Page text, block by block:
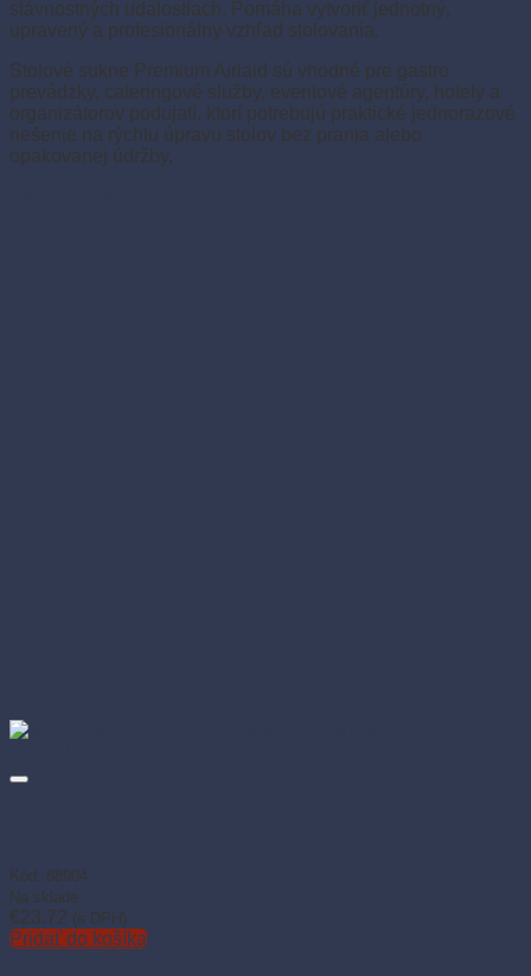
slávnostných udalostiach. Pomáha vytvoriť jednotný,
upravený a profesionálny vzhľad stolovania.
Stolové sukne Premium Airlaid sú vhodné pre gastro
prevádzky, cateringové služby, eventové agentúry, hotely a
organizátorov podujatí, ktorí potrebujú praktické jednorazové
riešenie na rýchlu úpravu stolov bez prania alebo
opakovanej údržby.
Kód: 88904
Na sklade
€23.72 (s DPH)
Pridať do košíka